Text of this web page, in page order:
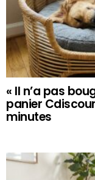
« Il n’a pas
panier
minutes